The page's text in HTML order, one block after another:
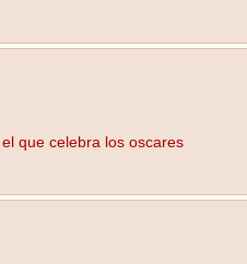
que celebra los oscares